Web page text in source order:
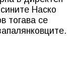
Наско
тогава се